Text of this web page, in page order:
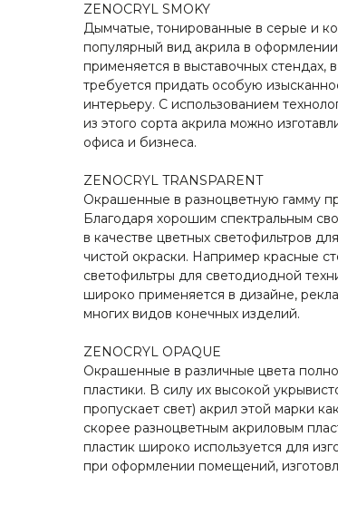
ZENOCRYL SMOKY
Дымчатые, тонированные в серые и
популярный вид акрила в
применяется в выставочных стендах,
требуется придать особую
интерьеру. С использованием
из этого сорта акрила можно
офиса и бизнеса.
ZENOCRYL TRANSPARENT
Окрашенные в разноцветную гамму
Благодаря хорошим спектральным
в качестве цветных светофильтров
чистой окраски. Например красные
светофильтры для светодиодной
широко применяется в дизайне,
многих видов конечных изделий.
ZENOCRYL OPAQUE
Окрашенные в различные цвета
пластики. В силу их высокой
пропускает свет) акрил этой марки
скорее разноцветным акриловым
пластик широко используется для
при оформлении помещений,